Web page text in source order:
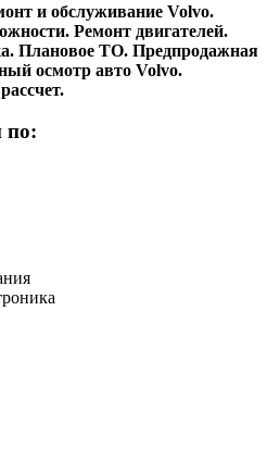
и обслуживание Volvo.
Ремонт двигателей.
Плановое ТО. Предпродажная
осмотр авто Volvo.
по: